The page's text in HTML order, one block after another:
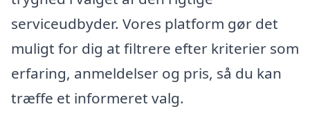
serviceudbyder. Vores platform gør det
muligt for dig at filtrere efter kriterier som
erfaring, anmeldelser og pris, så du kan
træffe et informeret valg.